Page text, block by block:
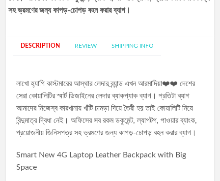
সহ ভ্রমণের জন্য কাপড়-চোপড় বহন করার ব্যাগ।
DESCRIPTION REVIEW SHIPPING INFO
লাখো হ্যাপি কাস্টমারের আস্থার লেদার ব্র্যান্ড এখন আরমাদিয়া❤️❤️ দেশের
সেরা কোয়ালিটির স্মার্ট ডিজাইনের লেদার ব্যাকপ্যাক ব্যাগ। প্রতিটা ব্যাগ
আমাদের নিজেস্ব কারখানায় খাঁটি চামড়া দিয়ে তৈরী হয় তাই কোয়ালিটি নিয়ে
বিন্দুমাত্র দ্বিধা নেই। অফিসের সব রকম ডকুমেন্ট, ল্যাপটপ, পাওয়ার ব্যাংক,
প্রয়োজনীয় জিনিসপত্র সহ ভ্রমণের জন্য কাপড়-চোপড় বহন করার ব্যাগ।
Smart New 4G Laptop Leather Backpack with Big
Space